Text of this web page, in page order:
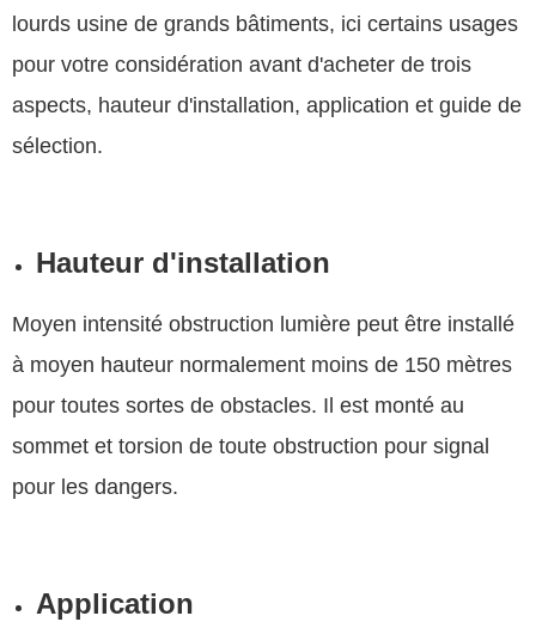
lourds usine de grands bâtiments, ici certains usages
pour votre considération avant d'acheter de trois
aspects, hauteur d'installation, application et guide de
sélection.
Hauteur d'installation
Moyen intensité obstruction lumière peut être installé
à moyen hauteur normalement moins de 150 mètres
pour toutes sortes de obstacles. Il est monté au
sommet et torsion de toute obstruction pour signal
pour les dangers.
Application